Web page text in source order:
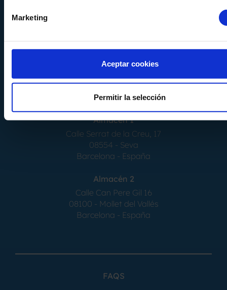
Marketing
Aceptar cookies
Permitir la selección
Almacén 1
Calle Serrat de la Creu, 17
08554 - Seva
Barcelona - España
Almacén 2
Calle Can Pere Gil 16
08100 - Mollet del Vallés
Barcelona - España
FAQS